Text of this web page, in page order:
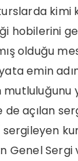
kimi
hobilerini
olduğu
emin
mutluluğunu
de açılan
Genel